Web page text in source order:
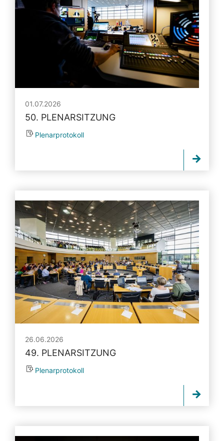
01.07.2026
50. PLENARSITZUNG
Plenarprotokoll
26.06.2026
49. PLENARSITZUNG
Plenarprotokoll